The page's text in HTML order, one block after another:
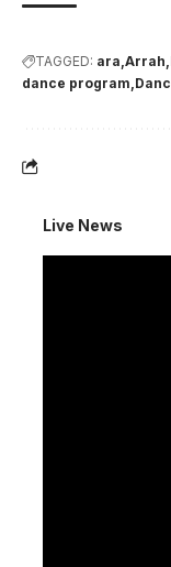
TAGGED: ara Arrah
dance program
Live News